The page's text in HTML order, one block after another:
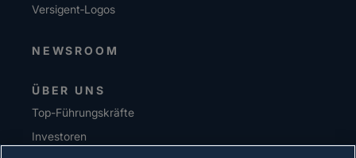
Versigent‑Logos
NEWSROOM
ÜBER UNS
Top-Führungskräfte
Investoren